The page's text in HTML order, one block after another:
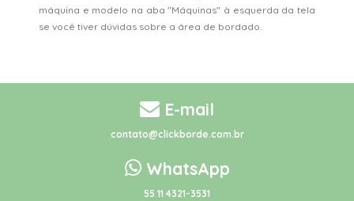
máquina e modelo na aba "Máquinas" à esquerda da tela
se você tiver dúvidas sobre a área de bordado.
E-mail
contato@clickborde.com.br
WhatsApp
55 11 4321-3531